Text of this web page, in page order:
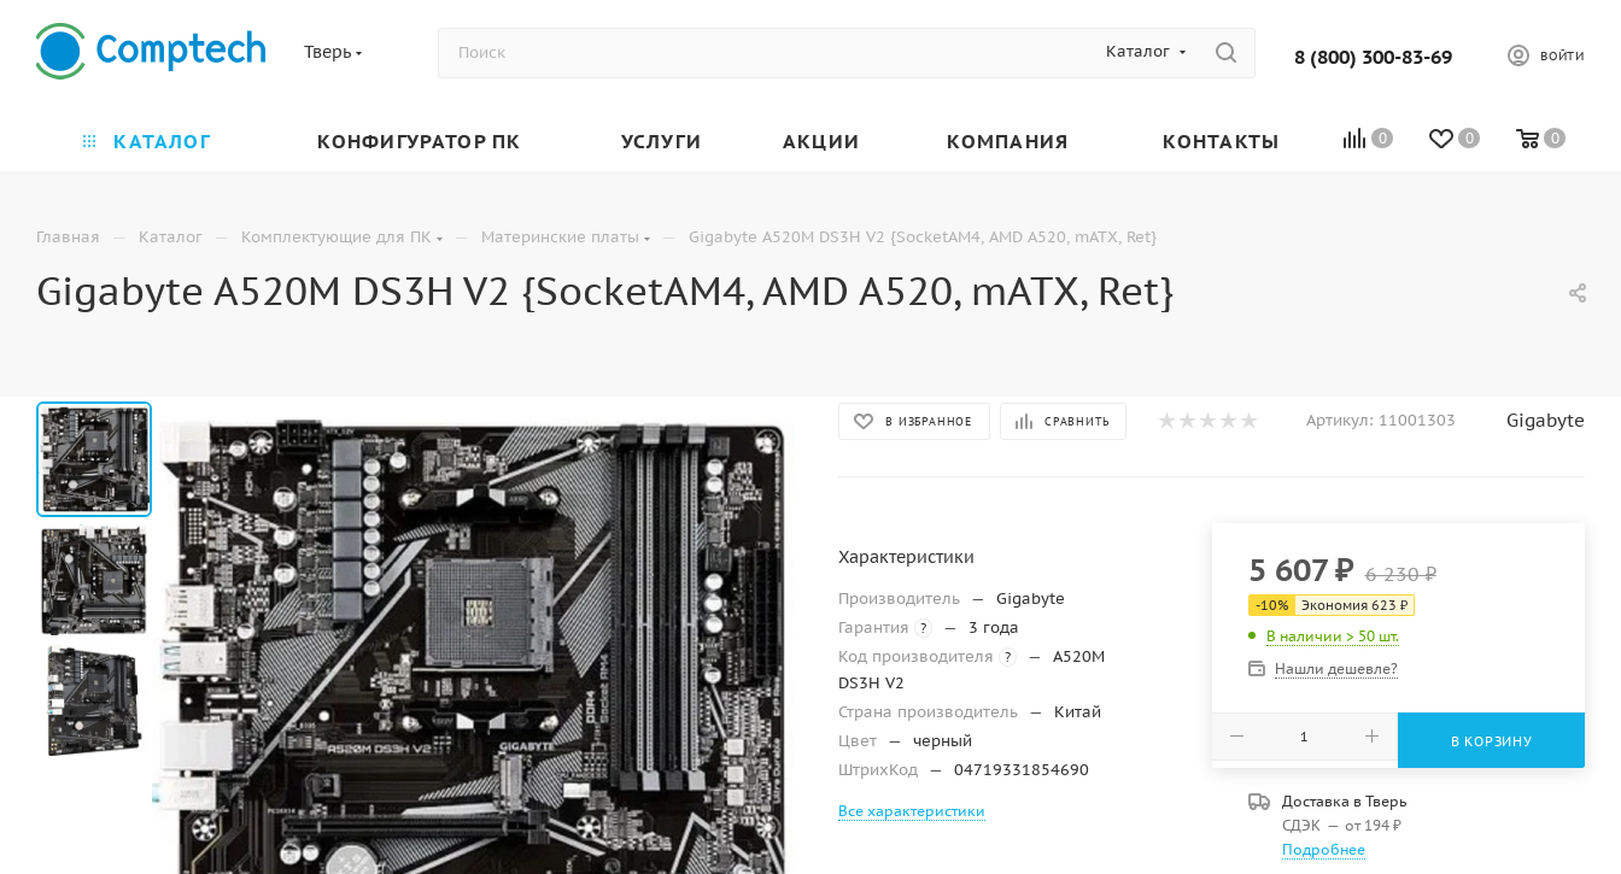
Тверь Каталог 8 (800) 300-83-69 ВОЙТИ
0 0 0
КАТАЛОГ КОНФИГУРАТОР ПК УСЛУГИ АКЦИИ КОМПАНИЯ КОНТАКТЫ
Главная — Каталог — Комплектующие для ПК — Материнские платы — Gigabyte A520M DS3H V2 {SocketAM4, AMD A520, mATX, Ret}
Gigabyte A520M DS3H V2 {SocketAM4, AMD A520, mATX, Ret}
В ИЗБРАННОЕ СРАВНИТЬ Артикул: 11001303 Gigabyte
Характеристики
Производитель —
Gigabyte
Гарантия
? —
3 года
Код производителя
? —
A520M
DS3H V2
Страна производитель —
Китай
Цвет —
черный
ШтрихКод — 04719331854690
Все характеристики
5 607₽ 6 230₽
-10% Экономия 623 ₽
В наличии > 50 шт.
Нашли дешевле?
В КОРЗИНУ
Доставка в Тверь
СДЭК — от 194 ₽
Подробнее